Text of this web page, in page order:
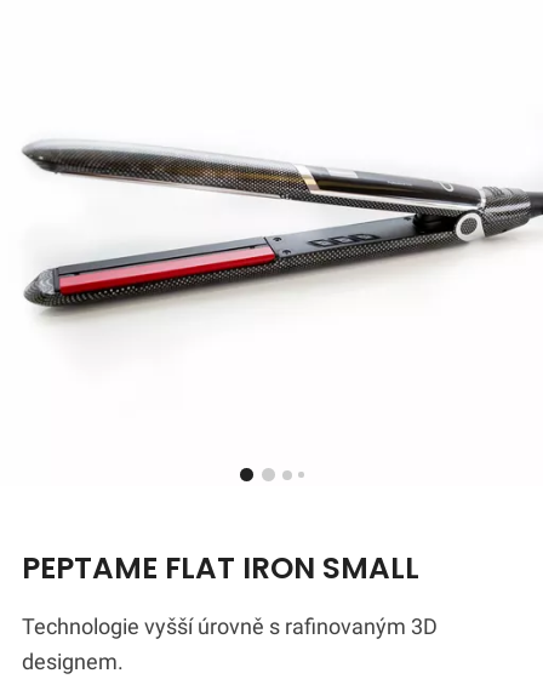
PEPTAME FLAT IRON SMALL
Technologie vyšší úrovně s rafinovaným 3D
designem.